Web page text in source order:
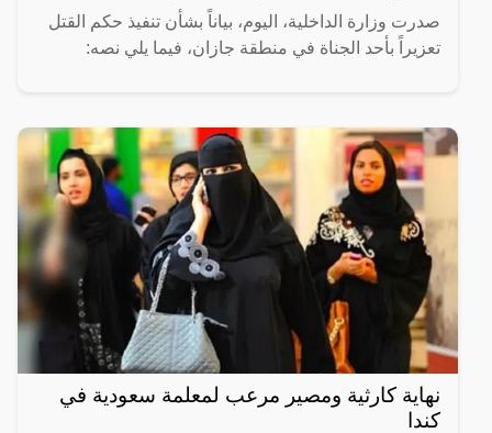
صدرت وزارة الداخلية، اليوم، بياناً بشأن تنفيذ حكم القتل
تعزيراً بأحد الجناة في منطقة جازان، فيما يلي نصه:
نهاية كارثية ومصير مرعب لمعلمة سعودية في
كندا